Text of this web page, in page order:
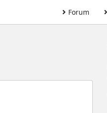
Forum